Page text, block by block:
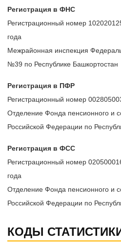
Регистрация в ФНС
Регистрационный номер
года
Межрайонная инспекция
№39 по Республике Башкортостан
Регистрация в ПФР
Регистрационный номер
Отделение Фонда пенсионного и
Российской Федерации по
Регистрация в ФСС
Регистрационный номер
года
Отделение Фонда пенсионного и
Российской Федерации по
КОДЫ